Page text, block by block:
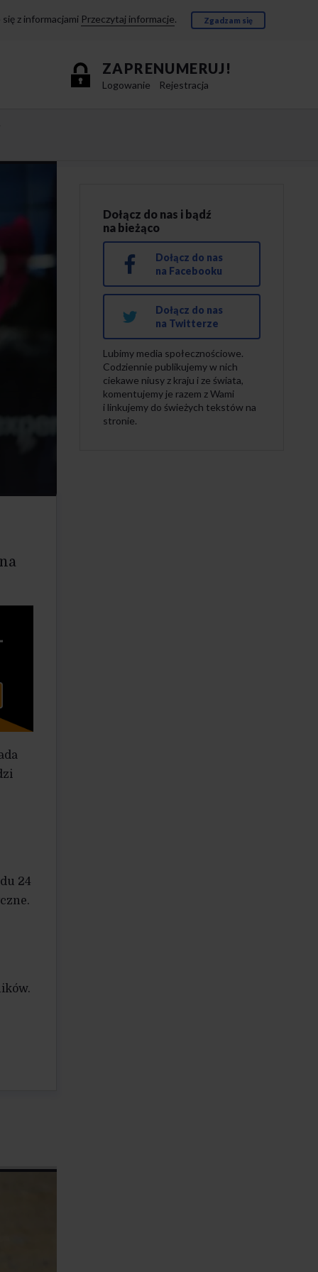
z informacjami Przeczytaj informacje. Zgadzam się
ZAPRENUMERUJ!
Logowanie Rejestracja
24
Dołącz do nas i bądź
na bieżąco
Dołącz do nas
na Facebooku
Dołącz do nas
na Twitterze
Lubimy media społecznościowe.
Codziennie publikujemy w nich
ciekawe niusy z kraju i ze świata,
komentujemy je razem z Wami
i linkujemy do świeżych tekstów na
stronie.